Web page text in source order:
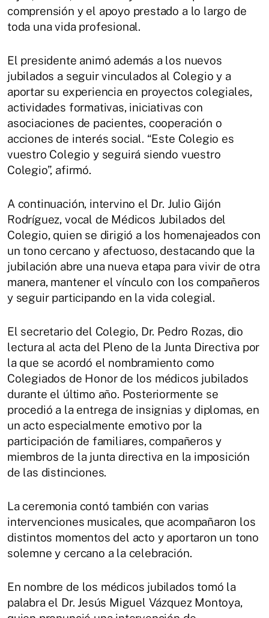
comprensión y el apoyo prestado a lo largo de
toda una vida profesional.
El presidente animó además a los nuevos
jubilados a seguir vinculados al Colegio y a
aportar su experiencia en proyectos colegiales,
actividades formativas, iniciativas con
asociaciones de pacientes, cooperación o
acciones de interés social. “Este Colegio es
vuestro Colegio y seguirá siendo vuestro
Colegio”, afirmó.
A continuación, intervino el Dr. Julio Gijón
Rodríguez, vocal de Médicos Jubilados del
Colegio, quien se dirigió a los homenajeados con
un tono cercano y afectuoso, destacando que la
jubilación abre una nueva etapa para vivir de otra
manera, mantener el vínculo con los compañeros
y seguir participando en la vida colegial.
El secretario del Colegio, Dr. Pedro Rozas, dio
lectura al acta del Pleno de la Junta Directiva por
la que se acordó el nombramiento como
Colegiados de Honor de los médicos jubilados
durante el último año. Posteriormente se
procedió a la entrega de insignias y diplomas, en
un acto especialmente emotivo por la
participación de familiares, compañeros y
miembros de la junta directiva en la imposición
de las distinciones.
La ceremonia contó también con varias
intervenciones musicales, que acompañaron los
distintos momentos del acto y aportaron un tono
solemne y cercano a la celebración.
En nombre de los médicos jubilados tomó la
palabra el Dr. Jesús Miguel Vázquez Montoya,